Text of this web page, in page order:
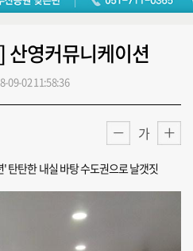
산영커뮤니케이션
09-02 11:58:36
가
탄탄한 내실 바탕 수도권으로 날갯짓